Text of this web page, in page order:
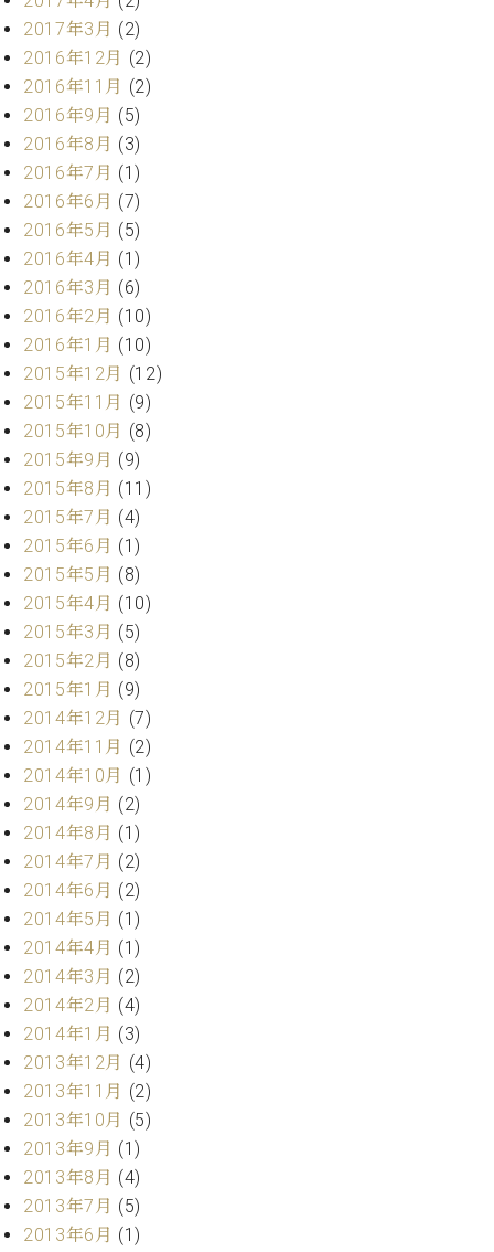
調
律
師
紹
介
律
料
金
表
お
い
合
わ
せ
尾山調律師のブ
ログ Die
Musikgasse（音
楽の小道）
2017年3月 (2)
2016年12月 (2)
2016年11月 (2)
2016年9月 (5)
2016年8月 (3)
2016年7月 (1)
2016年6月 (7)
2016年5月 (5)
2016年4月 (1)
2016年3月 (6)
2016年2月 (10)
2016年1月 (10)
2015年12月 (12)
2015年11月 (9)
2015年10月 (8)
2015年9月 (9)
2015年8月 (11)
2015年7月 (4)
2015年6月 (1)
2015年5月 (8)
2015年4月 (10)
2015年3月 (5)
2015年2月 (8)
2015年1月 (9)
2014年12月 (7)
2014年11月 (2)
2014年10月 (1)
2014年9月 (2)
2014年8月 (1)
2014年7月 (2)
2014年6月 (2)
2014年5月 (1)
2014年4月 (1)
2014年3月 (2)
2014年2月 (4)
2014年1月 (3)
2013年12月 (4)
2013年11月 (2)
2013年10月 (5)
2013年9月 (1)
2013年8月 (4)
2013年7月 (5)
2013年6月 (1)